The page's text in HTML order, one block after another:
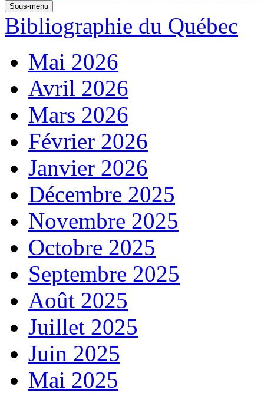
Sous-menu
Bibliographie du Québec
Mai 2026
Avril 2026
Mars 2026
Février 2026
Janvier 2026
Décembre 2025
Novembre 2025
Octobre 2025
Septembre 2025
Août 2025
Juillet 2025
Juin 2025
Mai 2025